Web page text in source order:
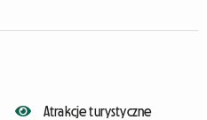
Atrakcje turystyczne